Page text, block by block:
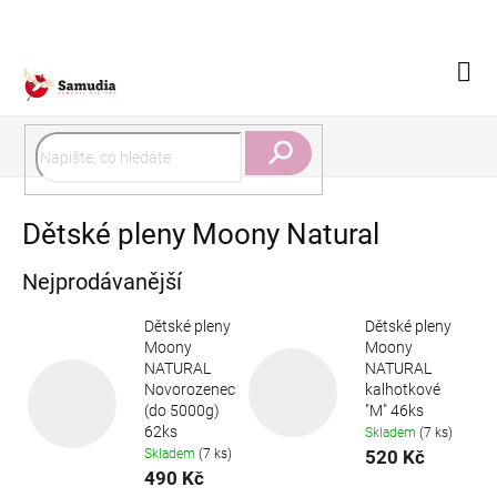
Dětské pleny Moony Natural
Nejprodávanější
Dětské pleny
Moony
NATURAL
Novorozenec
(do 5000g)
62ks
Skladem (7 ks)
490 Kč
Dětské pleny
Moony
NATURAL
kalhotkové
"M" 46ks
Skladem (7 ks)
520 Kč